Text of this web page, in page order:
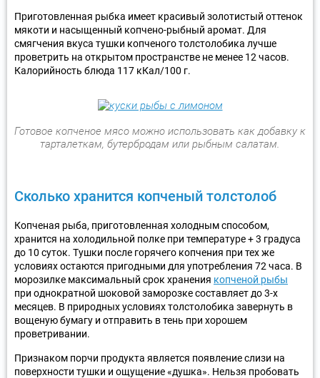
Приготовленная рыбка имеет красивый золотистый оттенок
мякоти и насыщенный копчено-рыбный аромат. Для
смягчения вкуса тушки копченого толстолобика лучше
проветрить на открытом пространстве не менее 12 часов.
Калорийность блюда 117 кКал/100 г.
Готовое копченое мясо можно использовать как добавку к
тарталеткам, бутербродам или рыбным салатам.
Сколько хранится копченый толстолоб
Копченая рыба, приготовленная холодным способом,
хранится на холодильной полке при температуре + 3 градуса
до 10 суток. Тушки после горячего копчения при тех же
условиях остаются пригодными для употребления 72 часа. В
морозилке максимальный срок хранения копченой рыбы
при однократной шоковой заморозке составляет до 3-х
месяцев. В природных условиях толстолобика завернуть в
вощеную бумагу и отправить в тень при хорошем
проветривании.
Признаком порчи продукта является появление слизи на
поверхности тушки и ощущение «душка». Нельзя пробовать